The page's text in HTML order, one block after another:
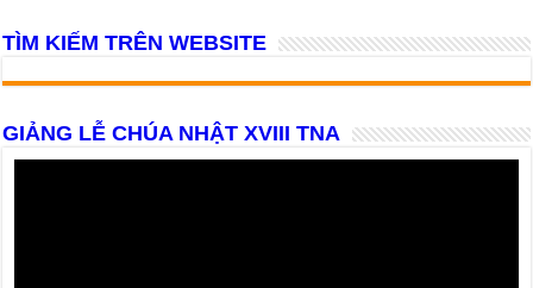
TÌM KIẾM TRÊN WEBSITE
GIẢNG LỄ CHÚA NHẬT XVIII TNA